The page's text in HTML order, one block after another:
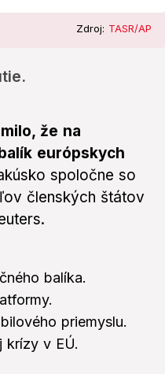
Zdroj: TASR/AP
že na
európskych
spoločne so
členských štátov
balíka.
priemyslu.
krízy v EÚ.